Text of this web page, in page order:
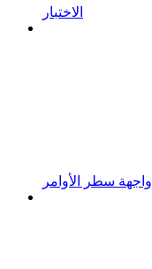
الاختبار
واجهة سطر الأوامر